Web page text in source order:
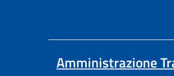
Amministrazione